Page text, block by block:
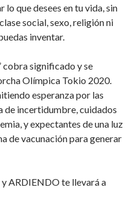
que desees en tu vida, sin
social, sexo, religión ni
inventar.
cobra significado y se
Olímpica Tokio 2020.
esperanza por las
de incertidumbre, cuidados
y expectantes de una luz
de vacunación para generar
ARDIENDO te llevará a